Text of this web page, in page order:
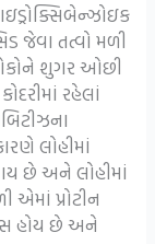
જેવા તત્વો મળી
શુગર ઓછી
રહેલાં
લોહીમાં
છે અને લોહીમાં
પ્રોટીન
હોય છે અને